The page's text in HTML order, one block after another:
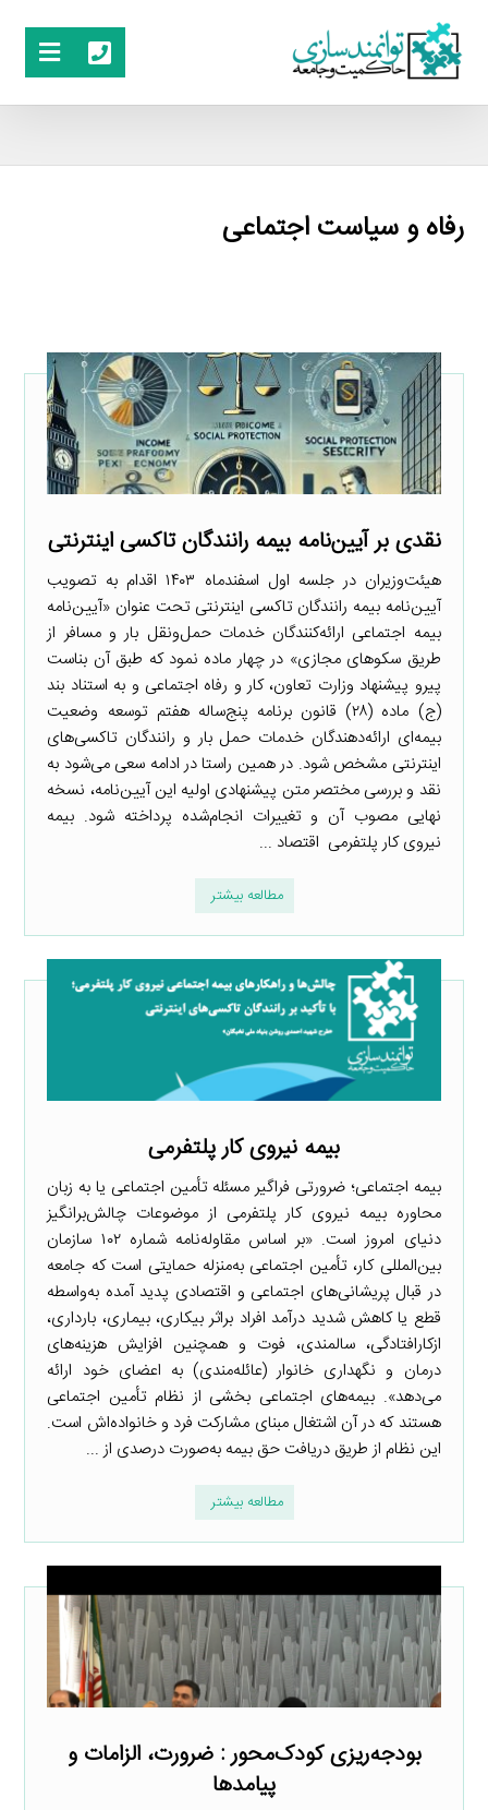
رفاه و سیاست اجتماعی
نقدی بر آیین‌نامه بیمه رانندگان تاکسی اینترنتی
هیئت‌وزیران در جلسه اول اسفندماه ۱۴۰۳ اقدام به تصویب
آیین‌نامه بیمه رانندگان تاکسی اینترنتی تحت عنوان «آیین‌نامه
بیمه اجتماعی ارائه‌کنندگان خدمات حمل‌ونقل بار و مسافر از
طریق سکوهای مجازی» در چهار ماده نمود که طبق آن بناست
پیرو پیشنهاد وزارت تعاون، کار و رفاه اجتماعی و به استناد بند
(ج) ماده (۲۸) قانون برنامه پنج‌ساله هفتم توسعه وضعیت
بیمه‌ای ارائه‌دهندگان خدمات حمل بار و رانندگان تاکسی‌های
اینترنتی مشخص شود. در همین راستا در ادامه سعی می‌شود به
نقد و بررسی مختصر متن پیشنهادی اولیه این آیین‌نامه، نسخه
نهایی مصوب آن و تغییرات انجام‌شده پرداخته شود. بیمه
نیروی کار پلتفرمی اقتصاد ...
مطالعه بیشتر
بیمه نیروی کار پلتفرمی
بیمه اجتماعی؛ ضرورتی فراگیر مسئله تأمین اجتماعی یا به زبان
محاوره بیمه نیروی کار پلتفرمی از موضوعات چالش‌برانگیز
دنیای امروز است. «بر اساس مقاوله‌نامه شماره ۱۰۲ سازمان
بین‌المللی کار، تأمین اجتماعی به‌منزله حمایتی است که جامعه
در قبال پریشانی‌های اجتماعی و اقتصادی پدید آمده به‌واسطه
قطع یا کاهش شدید درآمد افراد براثر بیکاری، بیماری، بارداری،
ازکارافتادگی، سالمندی، فوت و همچنین افزایش هزینه‌های
درمان و نگهداری خانوار (عائله‌مندی) به اعضای خود ارائه
می‌دهد». بیمه‌های اجتماعی بخشی از نظام تأمین اجتماعی
هستند که در آن اشتغال مبنای مشارکت فرد و خانواده‌اش است.
این نظام از طریق دریافت حق بیمه به‌صورت درصدی از ...
مطالعه بیشتر
بودجه‌ریزی کودک‌محور : ضرورت، الزامات و
پیامدها